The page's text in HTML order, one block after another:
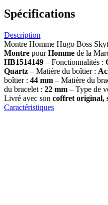
Spécifications
Description
Montre Homme Hugo Boss
Montre pourHomme de la
HB1514149 – Fonctionnalités :
Quartz – Matière du boîtier :
boîtier : 44 mm – Matière du
du bracelet : 22 mm – Type de
Livré avec son coffret original,
Caractéristiques